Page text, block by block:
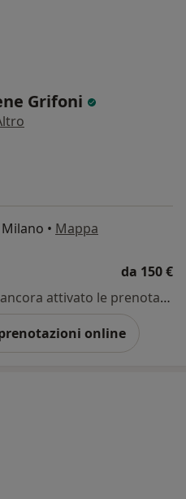
Grifoni
• Mappa
da 150 €
Questo dottore non ha ancora attivato le prenotazioni online presso questo indirizzo.
online